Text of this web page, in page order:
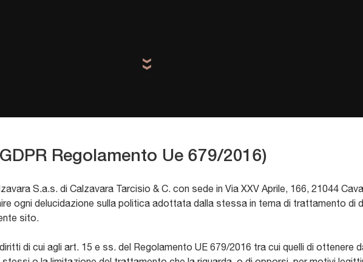
Regolamento Ue 679/2016)
S.a.s. di Calzavara Tarcisio & C. con sede in Via XXV Aprile, 166, 21044
ogni delucidazione sulla politica adottata dalla stessa in tema di trattamento di
sito.
di cui agli art. 15 e ss. del Regolamento UE 679/2016 tra cui quelli di ottenere